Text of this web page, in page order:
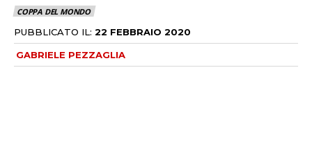
COPPA DEL MONDO
PUBBLICATO IL: 22 FEBBRAIO 2020
GABRIELE PEZZAGLIA